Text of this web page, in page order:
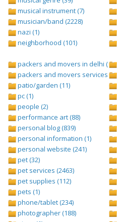
musical instrument (7)
musician/band (2228)
nazi (1)
neighborhood (101)
packers and movers in delhi (1)
packers and movers services (1)
patio/garden (11)
pc (1)
people (2)
performance art (88)
personal blog (839)
personal information (1)
personal website (241)
pet (32)
pet services (2463)
pet supplies (112)
pets (1)
phone/tablet (234)
photographer (188)